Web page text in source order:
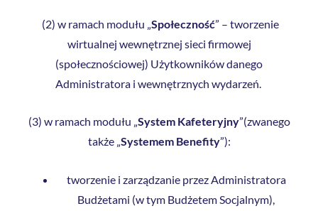
(2) w ramach modułu „ Społeczność” – tworzenie
wirtualnej wewnętrznej sieci firmowej
(społecznościowej) Użytkowników danego
Administratora i wewnętrznych wydarzeń.
(3) w ramach modułu „System Kafeteryjny”(zwanego
także „Systemem Benefity”):
tworzenie i zarządzanie przez Administratora
Budżetami (w tym Budżetem Socjalnym),